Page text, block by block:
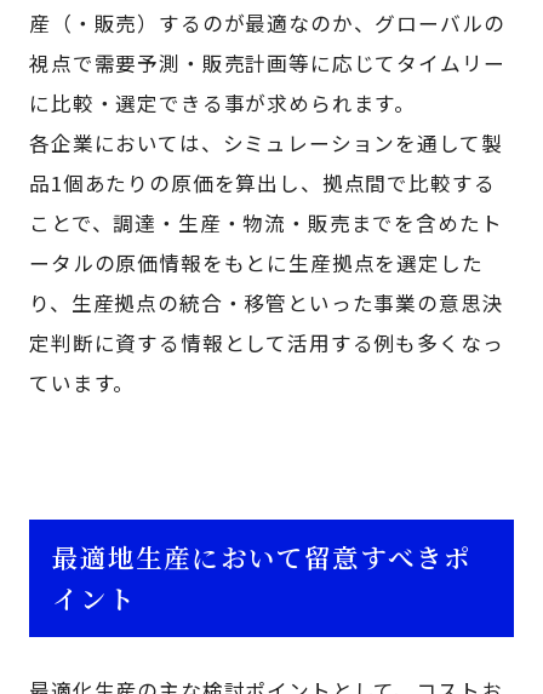
産（・販売）するのが最適なのか、グローバルの
視点で需要予測・販売計画等に応じてタイムリー
に比較・選定できる事が求められます。
各企業においては、シミュレーションを通して製
品1個あたりの原価を算出し、拠点間で比較する
ことで、調達・生産・物流・販売までを含めたト
ータルの原価情報をもとに生産拠点を選定した
り、生産拠点の統合・移管といった事業の意思決
定判断に資する情報として活用する例も多くなっ
ています。
最適地生産において留意すべきポ
イント